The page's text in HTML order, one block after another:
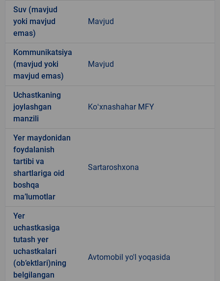
Suv (mavjud
yoki mavjud
emas)
Mavjud
Kommunikatsiya
(mavjud yoki
mavjud emas)
Mavjud
Uchastkaning
joylashgan
manzili
Koʻxnashahar MFY
Yer maydonidan
foydalanish
tartibi va
shartlariga oid
boshqa
ma’lumotlar
Sartaroshxona
Yer
uchastkasiga
tutash yer
uchastkalari
(ob’ektlari)ning
belgilangan
Avtomobil yo'l yoqasida